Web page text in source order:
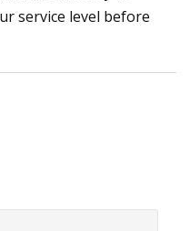
service level before